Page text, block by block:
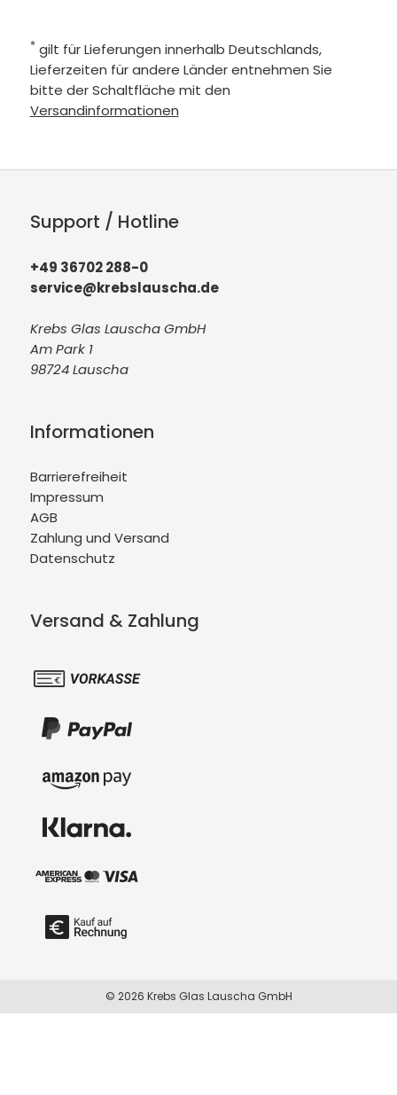
* gilt für Lieferungen innerhalb Deutschlands,
Lieferzeiten für andere Länder entnehmen Sie
bitte der Schaltfläche mit den
Versandinformationen
Support / Hotline
+49 36702 288-0
service@krebslauscha.de
Krebs Glas Lauscha GmbH
Am Park 1
98724 Lauscha
Informationen
Barrierefreiheit
Impressum
AGB
Zahlung und Versand
Datenschutz
Versand & Zahlung
© 2026 Krebs Glas Lauscha GmbH